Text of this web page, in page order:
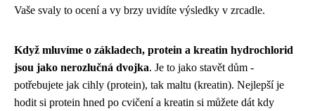
Vaše svaly to ocení a vy brzy uvidíte výsledky v zrcadle.
Když mluvíme o základech, protein a kreatin hydrochlorid
jsou jako nerozlučná dvojka. Je to jako stavět dům -
potřebujete jak cihly (protein), tak maltu (kreatin). Nejlepší je
hodit si protein hned po cvičení a kreatin si můžete dát kdy